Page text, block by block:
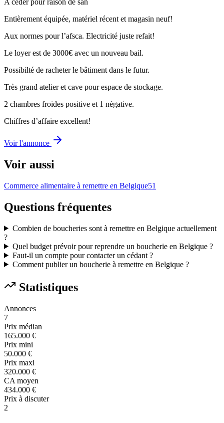
A céder pour raison de san
Entièrement équipée, matériel récent et magasin neuf!
Aux normes pour l’afsca. Electricité juste refait!
Le loyer est de 3000€ avec un nouveau bail.
Possibilté de racheter le bâtiment dans le futur.
Très grand atelier et cave pour espace de stockage.
2 chambres froides positive et 1 négative.
Chiffres d’affaire excellent!
Voir l'annonce
Voir aussi
Commerce alimentaire à remettre en Belgique51
Questions fréquentes
Combien de boucheries sont à remettre en Belgique actuellement
?
Quel budget prévoir pour reprendre un boucherie en Belgique ?
Faut-il un compte pour contacter un cédant ?
Comment publier un boucherie à remettre en Belgique ?
Statistiques
Annonces
7
Prix médian
165.000 €
Prix mini
50.000 €
Prix maxi
320.000 €
CA moyen
434.000 €
Prix à discuter
2